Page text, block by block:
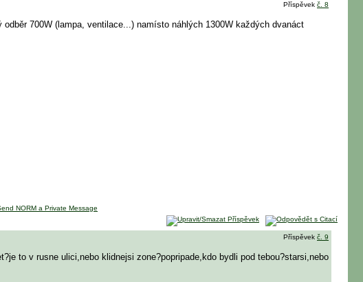
Příspěvek č. 8
700W (lampa, ventilace...) namísto náhlých 1300W každých dvanáct
Příspěvek č. 9
to v rusne ulici,nebo klidnejsi zone?popripade,kdo bydli pod tebou?starsi,nebo